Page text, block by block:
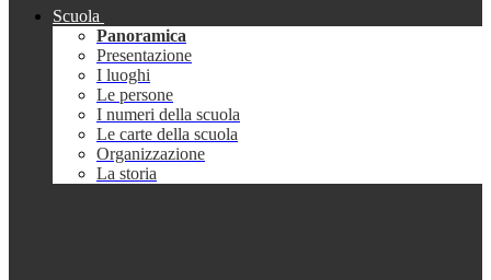
Scuola
Panoramica
Presentazione
I luoghi
Le persone
I numeri della scuola
Le carte della scuola
Organizzazione
La storia